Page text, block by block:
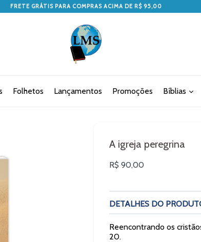
FRETE GRÁTIS PARA COMPRAS ACIMA DE R$ 95,00
Folhetos Lançamentos Promoções Bíblias
A igreja peregrina
Preço
R$ 90,00
DETALHES DO
Reencontrando os
20.